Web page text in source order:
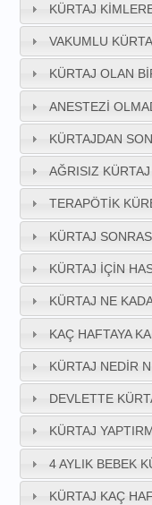
KÜRTAJ
VAKUMLU
KÜRTAJ OLAN
ANESTEZI
KÜRTAJDAN
AĞRISIZ
TERAPÖTIK
KÜRTAJ
KÜRTAJ IÇIN
KÜRTAJ NE
KAÇ HAFTAYA
KÜRTAJ NEDIR
DEVLETTE
KÜRTAJ
4 AYLIK BEBEK
KÜRTAJ KAÇ